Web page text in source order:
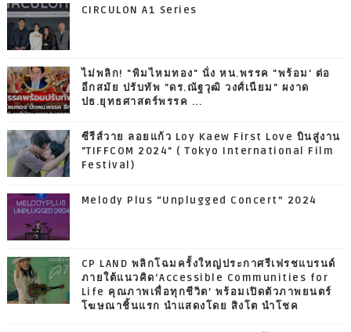
CIRCULON A1 Series
ไม่พลิก! "พิมไหมทอง" นั่ง หน.พรรค "พร้อม' ต่อ
อีกสมัย ปรับทัพ "ดร.ณัฐวุฒิ วงศ์เนียม" ผงาด
ปธ.ยุทธศาสตร์พรรค ...
ซีรีส์วาย ลอยแก้ว Loy Kaew First Love บินสู่งาน
"TIFFCOM 2024" ( Tokyo International Film
Festival)
Melody Plus “Unplugged Concert” 2024
CP LAND พลิกโฉมครั้งใหญ่ประกาศรีเฟรชแบรนด์
ภายใต้แนวคิด‘Accessible Communities for
Life คุณภาพเพื่อทุกชีวิต’ พร้อมเปิดตัวภาพยนตร์
โฆษณาชิ้นแรก นำแสดงโดย สิงโต นำโชค